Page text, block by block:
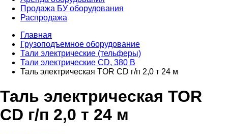
Продажа БУ оборудования
Распродажа
Главная
Грузоподъемное оборудование
Тали электрические (тельферы)
Тали электрические CD, 380 В
Таль электрическая TOR CD г/п 2,0 т 24 м
Таль электрическая TOR
CD г/п 2,0 т 24 м